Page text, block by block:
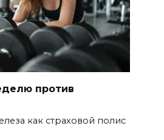
против
как страховой полис